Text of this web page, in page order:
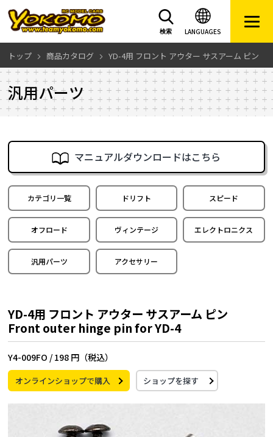
LANGUAGES
検索
トップ 商品カタログ YD-4用 フロント アウター サスアーム ピン
汎用パーツ
マニュアルダウンロードはこちら
カテゴリ一覧 ドリフト スピード
オフロード ヴィンテージ エレクトロニクス
汎用パーツ アクセサリー
YD-4用 フロント アウター サスアーム ピン
Front outer hinge pin for YD-4
Y4-009FO / 198 円（税込）
オンラインショップで購入 ショップを探す